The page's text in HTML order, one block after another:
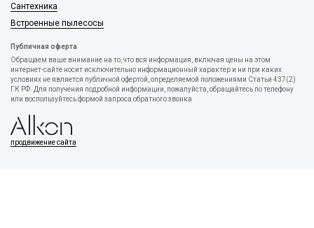
Сантехника
Встроенные пылесосы
Публичная оферта
Обращаем ваше внимание на то, что вся информация, включая цены на этом
интернет-сайте носит исключительно информационный характер и ни при каких
условиях не является публичной офертой, определяемой положениями Статьи 437(2)
ГК РФ. Для получения подробной информации, пожалуйста, обращайтесь по телефону
или воспользуйтесь формой запроса обратного звонка
продвижение сайта